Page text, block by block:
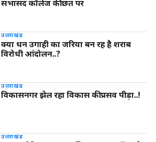
सभासद कॉलेज की छत पर
उत्तराखंड
क्या धन उगाही का जरिया बन रह है शराब
विरोधी आंदोलन..?
उत्तराखंड
विकासनगर झेल रहा विकास की प्रसव पीड़ा..!
उत्तराखंड